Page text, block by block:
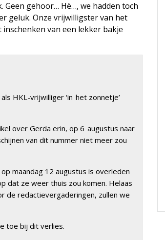
Geen gehoor… Hè…, we hadden toch
geluk. Onze vrijwilligster van het
van een lekker bakje
HKL-vrijwilliger ‘in het zonnetje’
over Gerda erin, op 6 augustus naar
van dit nummer niet meer zou
maandag 12 augustus is overleden
dat ze weer thuis zou komen. Helaas
de redactievergaderingen, zullen we
toe bij dit verlies.